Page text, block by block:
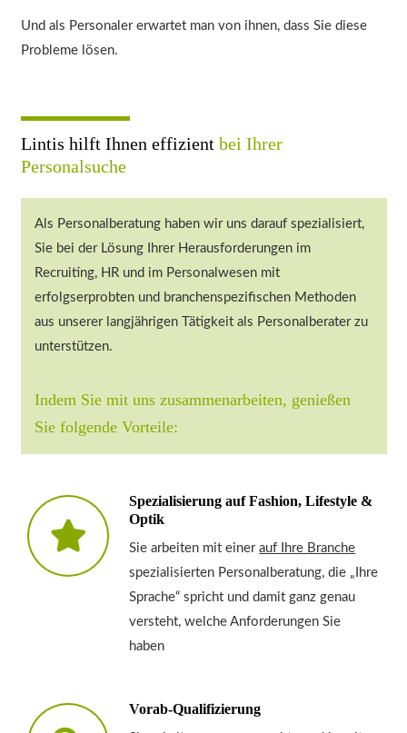
Und als Personaler erwartet man von ihnen, dass Sie diese
Probleme lösen.
Lintis hilft Ihnen effizient bei Ihrer
Personalsuche
Als Personalberatung haben wir uns darauf spezialisiert,
Sie bei der Lösung Ihrer Herausforderungen im
Recruiting, HR und im Personalwesen mit
erfolgserprobten und branchenspezifischen Methoden
aus unserer langjährigen Tätigkeit als Personalberater zu
unterstützen.
Indem Sie mit uns zusammenarbeiten, genießen
Sie folgende Vorteile:
Spezialisierung auf Fashion, Lifestyle &
Optik
Sie arbeiten mit einerauf Ihre Branche
spezialisierten Personalberatung, die „Ihre
Sprache“ spricht und damit ganz genau
versteht, welche Anforderungen Sie
haben
Vorab-Qualifizierung